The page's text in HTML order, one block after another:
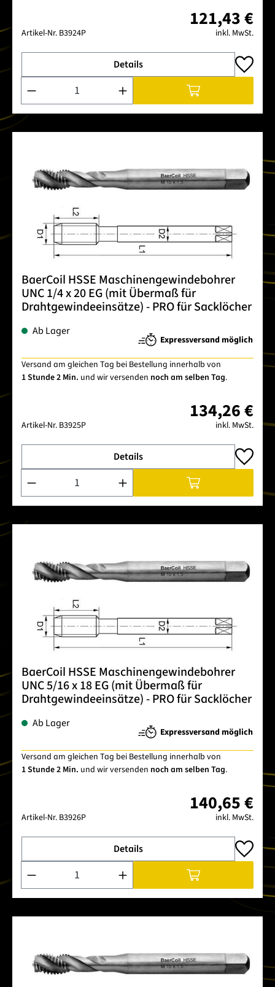
Artikel-Nr. B3924P
121,43 €
inkl. MwSt.
Details
Produkt Anzahl: Gib den gewünschten Wert ein oder
BaerCoil HSSE Maschinengewindebohrer
UNC 1/4 x 20 EG (mit Übermaß für
Drahtgewindeeinsätze) - PRO für Sacklöcher
Ab Lager
Expressversand möglich
Versand am gleichen Tag bei Bestellung innerhalb von
1 Stunde 2 Min. und wir versenden noch am selben Tag.
Artikel-Nr. B3925P
134,26 €
inkl. MwSt.
Details
Produkt Anzahl: Gib den gewünschten Wert ein oder
BaerCoil HSSE Maschinengewindebohrer
UNC 5/16 x 18 EG (mit Übermaß für
Drahtgewindeeinsätze) - PRO für Sacklöcher
Ab Lager
Expressversand möglich
Versand am gleichen Tag bei Bestellung innerhalb von
1 Stunde 2 Min. und wir versenden noch am selben Tag.
Artikel-Nr. B3926P
140,65 €
inkl. MwSt.
Details
Produkt Anzahl: Gib den gewünschten Wert ein oder